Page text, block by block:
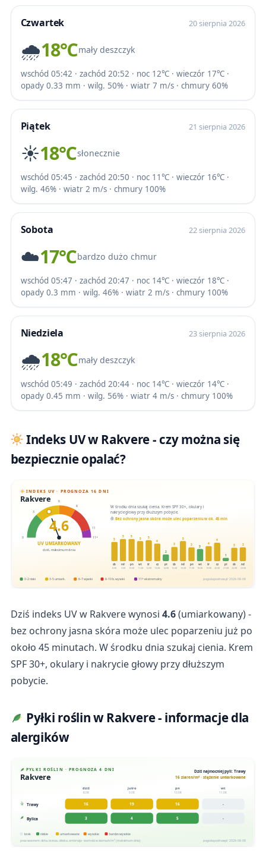
Czwartek 20 sierpnia 2026
🌧️18℃mały deszczyk
wschód 05:42 · zachód 20:52 · noc 12℃ · wieczór 17℃ ·
opady 0.33 mm · wilg. 50% · wiatr 7 m/s · chmury 60%
Piątek 21 sierpnia 2026
☀️18℃słonecznie
wschód 05:45 · zachód 20:50 · noc 11℃ · wieczór 16℃ ·
wilg. 46% · wiatr 2 m/s · chmury 100%
Sobota 22 sierpnia 2026
☁️17℃bardzo dużo chmur
wschód 05:47 · zachód 20:47 · noc 14℃ · wieczór 18℃ ·
opady 0.3 mm · wilg. 46% · wiatr 2 m/s · chmury 100%
Niedziela 23 sierpnia 2026
🌧️18℃mały deszczyk
wschód 05:49 · zachód 20:44 · noc 14℃ · wieczór 14℃ ·
opady 0.45 mm · wilg. 56% · wiatr 4 m/s · chmury 100%
Indeks UV w Rakvere - czy można się
bezpiecznie opalać?
INDEKS UV · PROGNOZA 16 DNI
Rakvere
0
3
6
8
11
11+
4.6
UV UMIARKOWANY
dziś, maksimum dnia
W środku dnia szukaj cienia. Krem SPF 30+, okulary i
nakrycie głowy przy dłuższym pobycie.
Bez ochrony jasna skóra może ulec poparzeniu w ok. 45 min
5
sb
8.08
5
nd
9.08
5
pn
10.08
5
wt
11.08
5
śr
12.08
4
cz
13.08
2
pt
14.08
3
sb
15.08
5
nd
16.08
3
pn
17.08
3
wt
18.08
4
śr
19.08
4
cz
20.08
1
pt
21.08
3
sb
22.08
3
nd
23.08
0-2 niski 3-5 umiark. 6-7 wysoki 8-10 b. wysoki 11+ ekstremalny pogodapodroze.pl · 2026-08-08
Dziś indeks UV w Rakvere wynosi 4.6(umiarkowany) -
bez ochrony jasna skóra może ulec poparzeniu już po
około 45 minutach. W środku dnia szukaj cienia. Krem
SPF 30+, okulary i nakrycie głowy przy dłuższym
pobycie.
Pyłki roślin w Rakvere - informacje dla
alergików
PYŁKI ROŚLIN · PROGNOZA 4 DNI
Rakvere
Dziś najmocniej pyli: Trawy
16 ziaren/m³ · stężenie umiarkowane
dziś
8.08
jutro
9.08
pn
10.08
wt
11.08
Trawy 16 19 16 -
Bylica 3 4 5 -
brak niskie umiarkowane wysokie
bardzo wysokie
poza sezonem: olcha, brzoza, oliwka, ambrozja · wartości w ziarnach/m³ (maksimum dnia)
pogodapodroze.pl · 2026-08-08